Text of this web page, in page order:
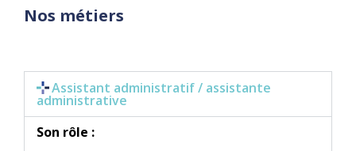
Nos métiers
Assistant administratif / assistante
administrative​
Son rôle :